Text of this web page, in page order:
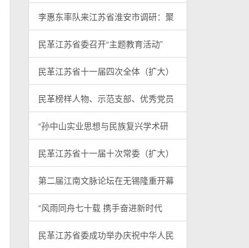
李惠东率队来江苏省淮安市调研：聚
民革江苏省委召开“主题教育活动”
民革江苏省十一届四次全体（扩大）
民革榜样人物、示范支部、优秀党员
“孙中山实业思想与民族复兴学术研
民革江苏省十一届十次常委（扩大）
第二届江南文脉论坛在无锡隆重开幕
“风雨同舟七十载 携手奋进新时代
民革江苏省委成功举办庆祝中华人民